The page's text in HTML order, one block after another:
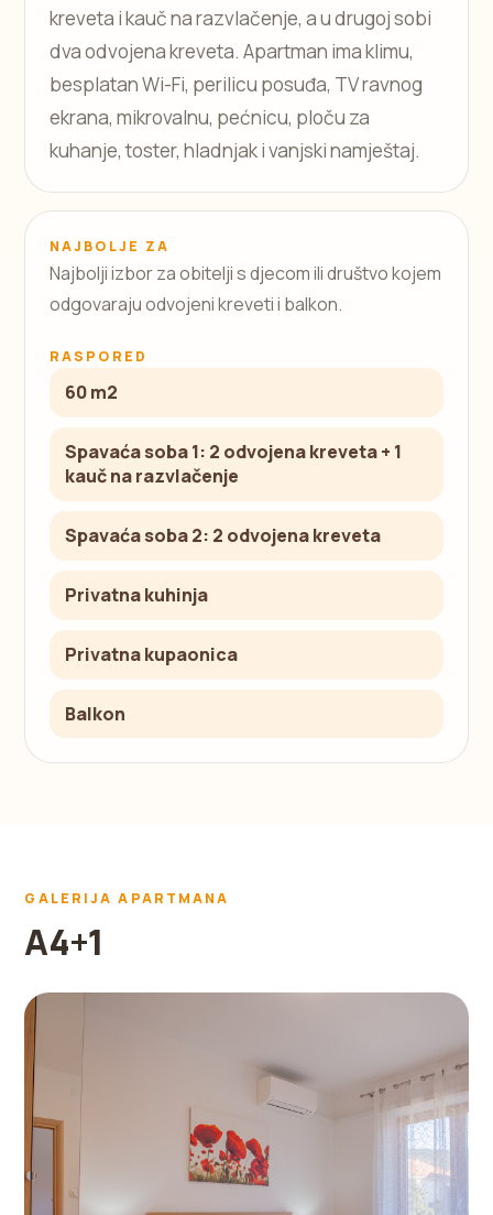
kreveta i kauč na razvlačenje, a u drugoj sobi
dva odvojena kreveta. Apartman ima klimu,
besplatan Wi-Fi, perilicu posuđa, TV ravnog
ekrana, mikrovalnu, pećnicu, ploču za
kuhanje, toster, hladnjak i vanjski namještaj.
NAJBOLJE ZA
Najbolji izbor za obitelji s djecom ili društvo kojem
odgovaraju odvojeni kreveti i balkon.
RASPORED
60 m2
Spavaća soba 1: 2 odvojena kreveta + 1
kauč na razvlačenje
Spavaća soba 2: 2 odvojena kreveta
Privatna kuhinja
Privatna kupaonica
Balkon
GALERIJA APARTMANA
A4+1